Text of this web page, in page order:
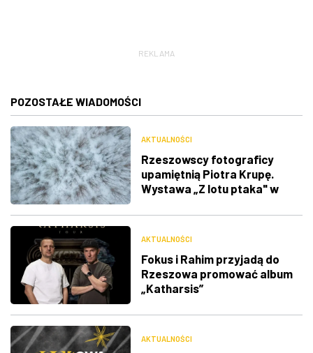
REKLAMA
POZOSTAŁE WIADOMOŚCI
AKTUALNOŚCI
Rzeszowscy fotograficy
upamiętnią Piotra Krupę.
Wystawa „Z lotu ptaka" w
AKTUALNOŚCI
Fokus i Rahim przyjadą do
Rzeszowa promować album
„Katharsis”
AKTUALNOŚCI